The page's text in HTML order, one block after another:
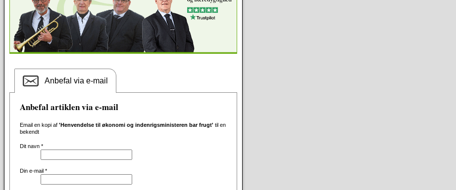
Anbefal via e-mail
Anbefal artiklen via e-mail
Email en kopi af 'Henvendelse til økonomi og indenrigsministeren bar frugt' til en
bekendt
Dit navn *
Din e-mail *